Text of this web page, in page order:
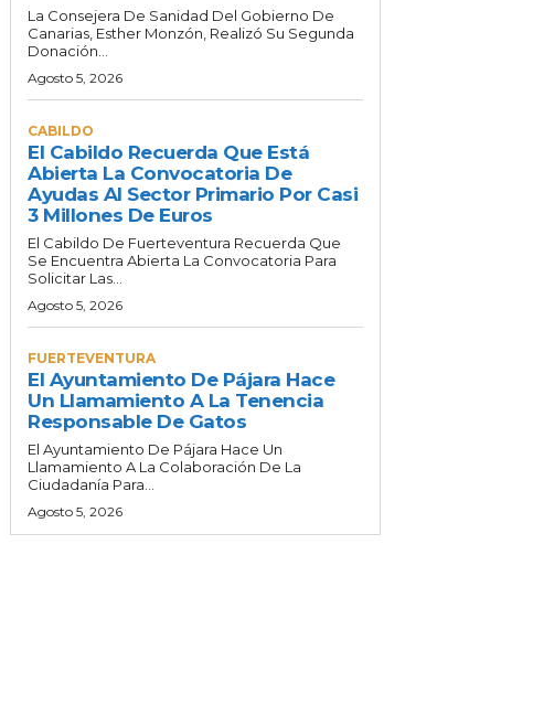
La Consejera De Sanidad Del Gobierno De
Canarias, Esther Monzón, Realizó Su Segunda
Donación...
Agosto 5, 2026
CABILDO
El Cabildo Recuerda Que Está
Abierta La Convocatoria De
Ayudas Al Sector Primario Por Casi
3 Millones De Euros
El Cabildo De Fuerteventura Recuerda Que
Se Encuentra Abierta La Convocatoria Para
Solicitar Las...
Agosto 5, 2026
FUERTEVENTURA
El Ayuntamiento De Pájara Hace
Un Llamamiento A La Tenencia
Responsable De Gatos
El Ayuntamiento De Pájara Hace Un
Llamamiento A La Colaboración De La
Ciudadanía Para...
Agosto 5, 2026